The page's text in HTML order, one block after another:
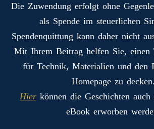
Die Zuwendung erfolgt ohne
als Spende im steuerlichen
Spendenquittung kann daher nicht
Mit Ihrem Beitrag helfen Sie, einen
für Technik, Materialien und den
Homepage zu decken.
Hier können die Geschichten
eBook erworben